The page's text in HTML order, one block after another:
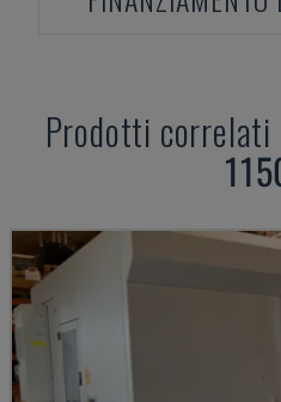
Prodotti correlati